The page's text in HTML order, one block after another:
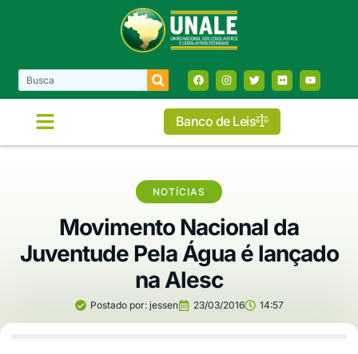
Banco de Leis
NOTÍCIAS
Movimento Nacional da
Juventude Pela Água é lançado
na Alesc
Postado por:jessen 23/03/2016 14:57